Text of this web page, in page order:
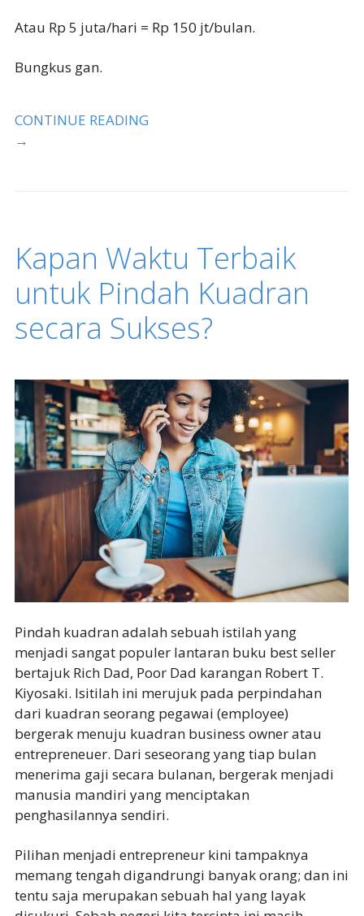
Atau Rp 5 juta/hari = Rp 150 jt/bulan.
Bungkus gan.
CONTINUE READING
→
Kapan Waktu Terbaik
untuk Pindah Kuadran
secara Sukses?
Pindah kuadran adalah sebuah istilah yang
menjadi sangat populer lantaran buku best seller
bertajuk Rich Dad, Poor Dad karangan Robert T.
Kiyosaki. Isitilah ini merujuk pada perpindahan
dari kuadran seorang pegawai (employee)
bergerak menuju kuadran business owner atau
entrepreneuer. Dari seseorang yang tiap bulan
menerima gaji secara bulanan, bergerak menjadi
manusia mandiri yang menciptakan
penghasilannya sendiri.
Pilihan menjadi entrepreneur kini tampaknya
memang tengah digandrungi banyak orang; dan ini
tentu saja merupakan sebuah hal yang layak